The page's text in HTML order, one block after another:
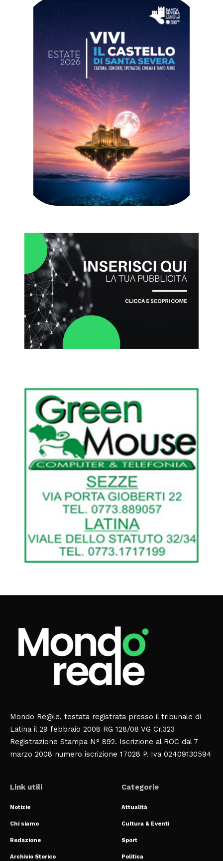
Mondo Re@le, testata registrata presso il tribunale di
Latina il 29 febbraio 2008 RG 128/08 VG Cr.323
Registrazione Stampa N° 892. Iscrizione al ROC dal 7
marzo 2008 numero iscrizione 17028 P. Iva 02409130594
Link utili
Notizie
Chi siamo
Redazione
Archivio Storico
Categorie
Attualità
Cultura & Eventi
Sport
Politica